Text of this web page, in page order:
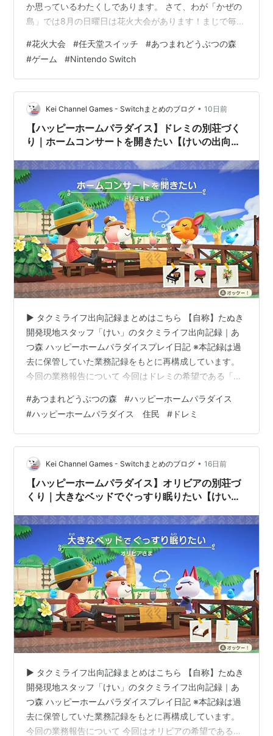
か思っているわたくしであります。 さて、わが「かぜの
島」では8月の日曜日は花火大会があります！まじで毎週
初日なので、とりあえず記録しておきましょう・・・花
火大会の前日にかわいいジュンくんに会えたの
で・・・・ キレイとか言われるぱんだやまさん・・・ど
きどき(笑)そして本日日曜日、花火大会はとっくにはじま
っておりました。花火大会の日はしずえさんも外に出て
います。社長はずっと仕事してますね・・ｗ花火大会…
#花火大会 #任天堂スイッチ #あつまれどうぶつの森
#ゲーム #Nintendo Switch
Kei Channel Games - Switchまとめのブログ • 10日前
【ハッピーホームパラダイス】ドレミの別荘づく
り｜ホームコンサートを開きたい【けいの出向記
▶ タクミライフ出向記録まとめはこちら 【自称】たぬき
開発現地スタッフ「けい」のタクミライフ出向記録｜あ
つ森 ハッピーホームパラダイスプレイ日記 ※本記録は過
去に保管していた業務記録をもとに再構成しています。
今回の業務報告について 今回はドレミの希望である「ホ
りを進めています。 今回の業務報告では、 自分にとって
難しく感じるテーマへの取りかかり方。 別荘をつくる場
所にＦ－１を選択した理由。 完成後に感じた改善点。 な
どを紹介します。 今回、指定された家具は以下のもの
で、配置はこのようになりました。 グランドピアノ（室
内に配置） ピアノのまるい…
#あつまれどうぶつの森 #ハッピーホームパラダイス
#ハッピーホームパラダイス 住民 # ドレミ
Kei Channel Games - Switchまとめのブログ • 16日前
【ハッピーホームパラダイス】オリビアの別荘づ
くり｜大きなベッドでぐっすり眠りたい【けいの
▶ タクミライフ出向記録まとめはこちら 【自称】たぬき
開発現地スタッフ「けい」のタクミライフ出向記録｜あ
つ森 ハッピーホームパラダイスプレイ日記 ※本記録は過
去に保管していた業務記録をもとに再構成しています。
今回の業務報告について 今回はオリビアの希望である